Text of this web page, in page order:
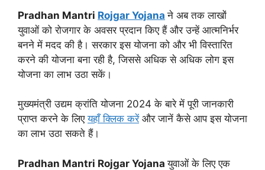
Pradhan Mantri Rojgar Yojana ने अब तक लाखों
युवाओं को रोजगार के अवसर प्रदान किए हैं और उन्हें आत्मनिर्भर
बनने में मदद की है। सरकार इस योजना को और भी विस्तारित
करने की योजना बना रही है, जिससे अधिक से अधिक लोग इस
योजना का लाभ उठा सकें।
मुख्यमंत्री उद्यम क्रांति योजना 2024 के बारे में पूरी जानकारी
प्राप्त करने के लिएयहाँ क्लिक करेंऔर जानें कैसे आप इस योजना
का लाभ उठा सकते हैं।
Pradhan Mantri Rojgar Yojanaयुवाओं के लिए एक